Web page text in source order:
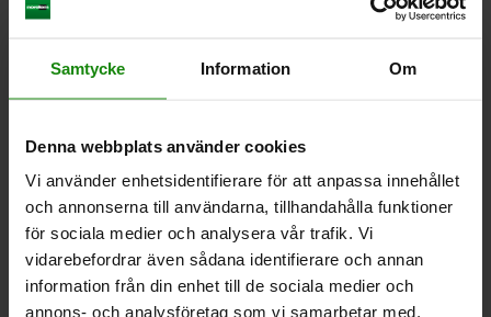
Samtycke Information Om
Denna webbplats använder cookies
Vi använder enhetsidentifierare för att anpassa innehållet
och annonserna till användarna, tillhandahålla funktioner
för sociala medier och analysera vår trafik. Vi
vidarebefordrar även sådana identifierare och annan
information från din enhet till de sociala medier och
annons- och analysföretag som vi samarbetar med.
2 793,14 kr